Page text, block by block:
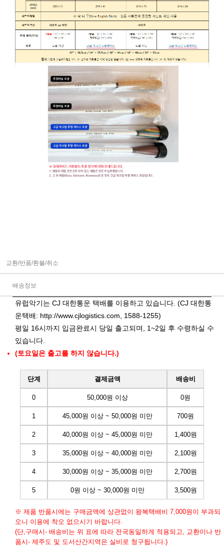
교환/반품/환불/취소
배송정보
유럽악기는 CJ 대한통운 택배를 이용하고 있습니다. (CJ 대한통
운택배: http://www.cjlogistics.com , 1588-1255)
평일 16시까지 입금완료시 당일 출고되며, 1~2일 후 수령하실 수
있습니다.
(토요일은 출고를 하지 않습니다.)
단계 결제금액 배송비
0 50,000원 이상 0원
1 45,000원 이상 ~ 50,000원 미만 700원
2 40,000원 이상 ~ 45,000원 미만 1,400원
3 35,000원 이상 ~ 40,000원 미만 2,100원
4 30,000원 이상 ~ 35,000원 미만 2,700원
5 0원 이상 ~ 30,000원 미만 3,500원
※ 제품 반품시에는 구매금액에 상관없이 왕복택배비 7,000원이 부과되
오니 이용에 착오 없으시기 바랍니다.
(단,구매시- 배송비는 위 표에 따라 전국동일하게 적용되고, 교환이나 반
품시- 제주도 및 도서산간지역은 실비로 청구됩니다.)